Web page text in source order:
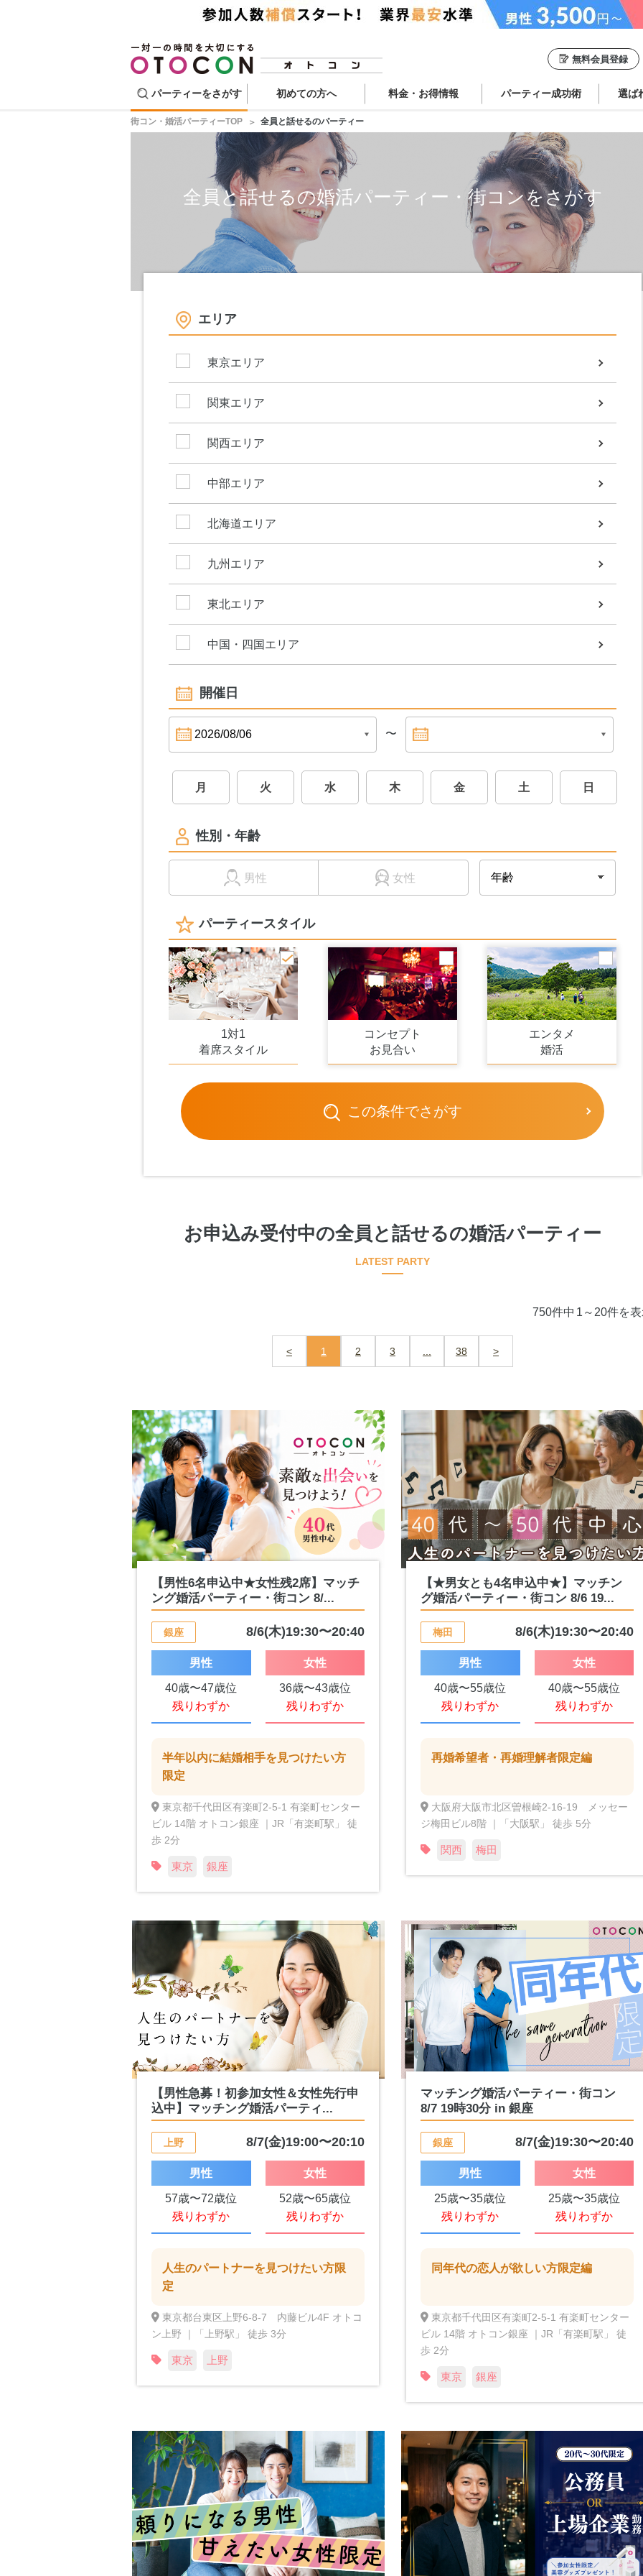
無料会員登録
パーティーをさがす 初めての方へ 料金・お得情報 パーティー成功術 選ば
街コン・婚活パーティーTOP 全員と話せるのパーティー
全員と話せるの婚活パーティー・街コンをさがす
エリア
東京エリア
関東エリア
関西エリア
中部エリア
北海道エリア
九州エリア
東北エリア
中国・四国エリア
開催日
〜
月 火 水 木 金 土 日
性別・年齢
男性 女性
パーティースタイル
1対1
着席スタイル
コンセプト
お見合い
エンタメ
婚活
この条件でさがす
お申込み受付中の全員と話せるの婚活パーティー
LATEST PARTY
750件中 1～20件を
< 1 2 3 38 >
【男性6名申込中★女性残2席】マッチ
ング婚活パーティー・街コン 8/...
銀座 8/6(木)19:30〜20:40
男性
40歳〜47歳位
残りわずか
女性
36歳〜43歳位
残りわずか
半年以内に結婚相手を見つけたい方
限定
東京都千代田区有楽町2-5-1 有楽町センター
ビル 14階 オトコン銀座 ｜JR「有楽町駅」 徒
歩 2分
東京 銀座
【★男女とも4名申込中★】マッチン
グ婚活パーティー・街コン 8/6 19...
梅田 8/6(木)19:30〜20:40
男性
40歳〜55歳位
残りわずか
女性
40歳〜55歳位
残りわずか
再婚希望者・再婚理解者限定編
大阪府大阪市北区曽根崎2-16-19 メッセー
ジ梅田ビル8階 ｜「大阪駅」 徒歩 5分
関西 梅田
【男性急募！初参加女性＆女性先行申
込中】マッチング婚活パーティ...
上野 8/7(金)19:00〜20:10
男性
57歳〜72歳位
残りわずか
女性
52歳〜65歳位
残りわずか
人生のパートナーを見つけたい方限
定
東京都台東区上野6-8-7 内藤ビル4F オトコ
ン上野 ｜「上野駅」 徒歩 3分
東京 上野
マッチング婚活パーティー・街コン
8/7 19時30分 in 銀座
銀座 8/7(金)19:30〜20:40
男性
25歳〜35歳位
残りわずか
女性
25歳〜35歳位
残りわずか
同年代の恋人が欲しい方限定編
東京都千代田区有楽町2-5-1 有楽町センター
ビル 14階 オトコン銀座 ｜JR「有楽町駅」 徒
歩 2分
東京 銀座